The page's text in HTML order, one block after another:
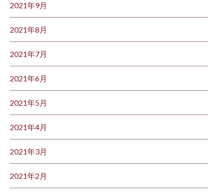
2021年9月
2021年8月
2021年7月
2021年6月
2021年5月
2021年4月
2021年3月
2021年2月